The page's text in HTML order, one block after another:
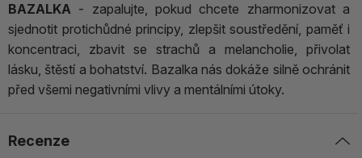
BAZALKA - zapalujte, pokud chcete zharmonizovat a
sjednotit protichůdné principy, zlepšit soustředění, paměť i
koncentraci, zbavit se strachů a melancholie, přivolat
lásku, štěstí a bohatství. Bazalka nás dokáže silně ochránit
před všemi negativními vlivy a mentálními útoky.
Recenze